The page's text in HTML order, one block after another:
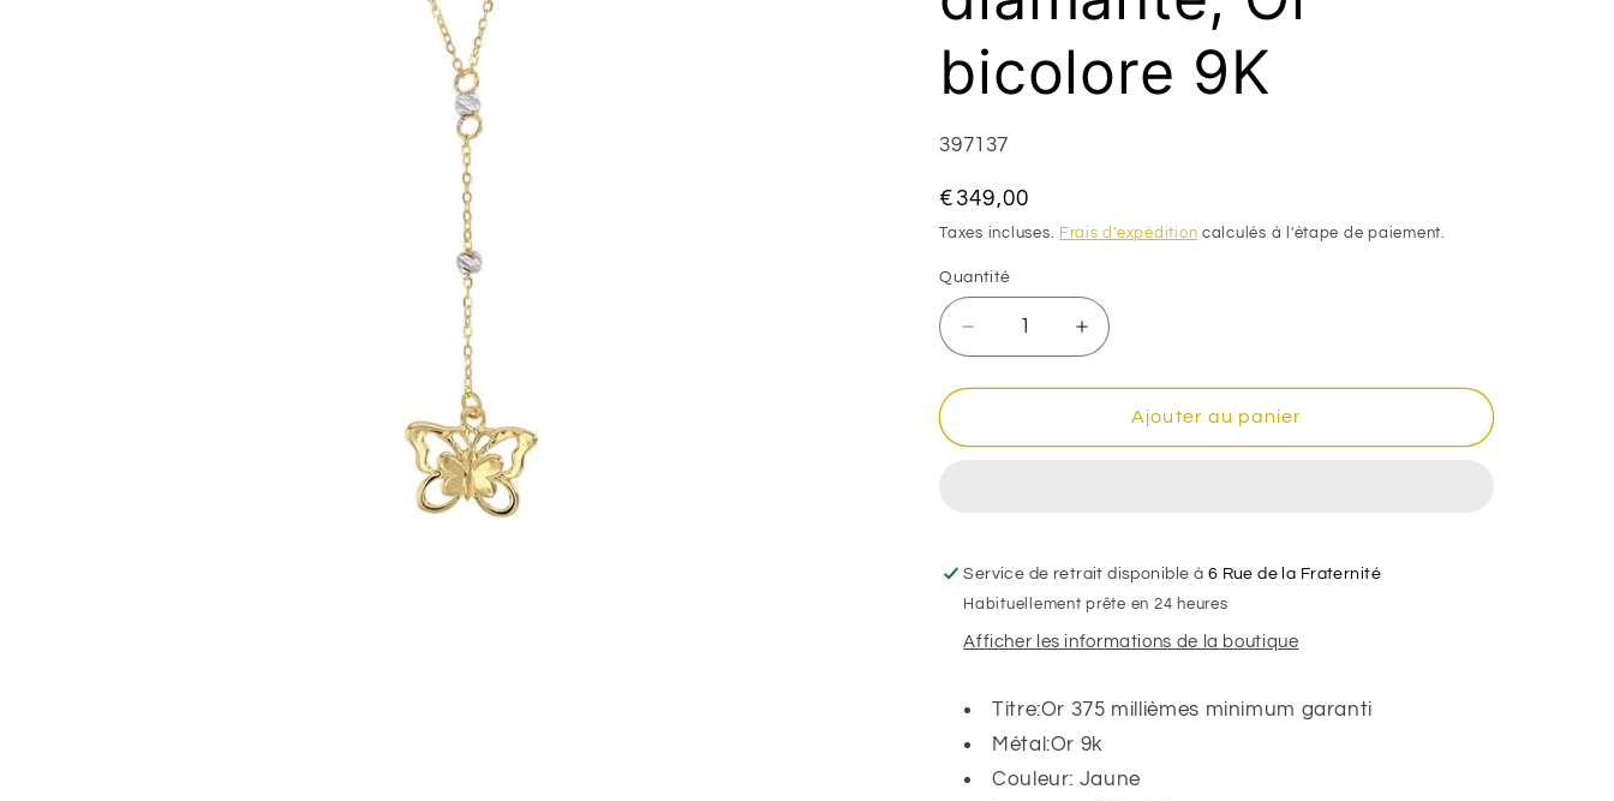
bicolore 9K
SKU:
397137
Prix
habituel
€349,00
Taxes incluses. Frais d'expédition calculés à l'étape de paiement.
Quantité
Réduire
la
quantité
Chaine
Or
bicolore
9K
Augmenter
la
quantité
Chaine
Or
bicolore
9K
Ajouter au panier
Service de retrait disponible à 6 Rue de la Fraternité
Habituellement prête en 24 heures
Afficher les informations de la boutique
Titre:Or 375 millièmes minimum garanti
Métal:Or 9k
Couleur: Jaune